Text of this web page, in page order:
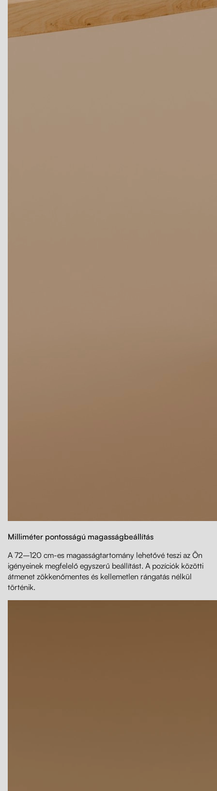
Milliméter pontosságú magasságbeállítás
A 72–120 cm-es magasságtartomány lehetővé teszi az Ön
igényeinek megfelelő egyszerű beállítást. A pozíciók közötti
átmenet zökkenőmentes és kellemetlen rángatás nélkül
történik.